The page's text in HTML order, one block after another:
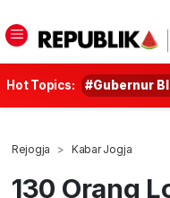
Hot Topics: #Gubernur
Rejogja Kabar Jogja
130 Orang